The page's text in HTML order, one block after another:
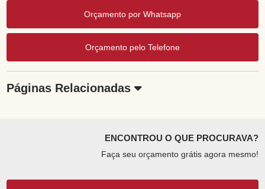
Orçamento por Whatsapp
Orçamento pelo Telefone
Páginas Relacionadas
ENCONTROU O QUE PROCURAVA?
Faça seu orçamento grátis agora mesmo!